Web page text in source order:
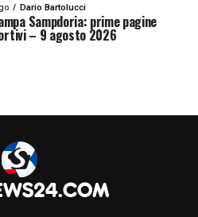
Dario Bartolucci
Sampdoria: prime pagine
– 9 agosto 2026